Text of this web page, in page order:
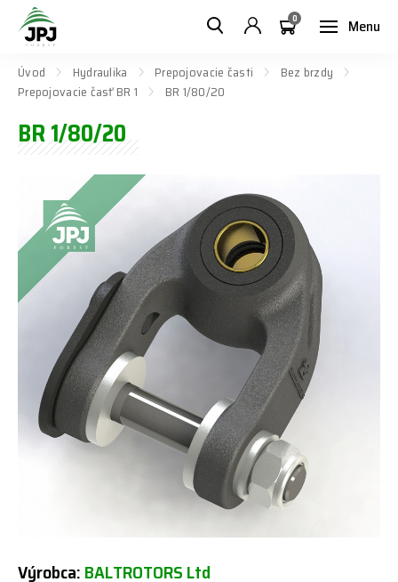
Menu
0
Úvod Hydraulika Prepojovacie časti
Bez brzdy
Prepojovacie časť BR 1
BR 1/80/20
BR 1/80/20
Výrobca:BALTROTORS Ltd